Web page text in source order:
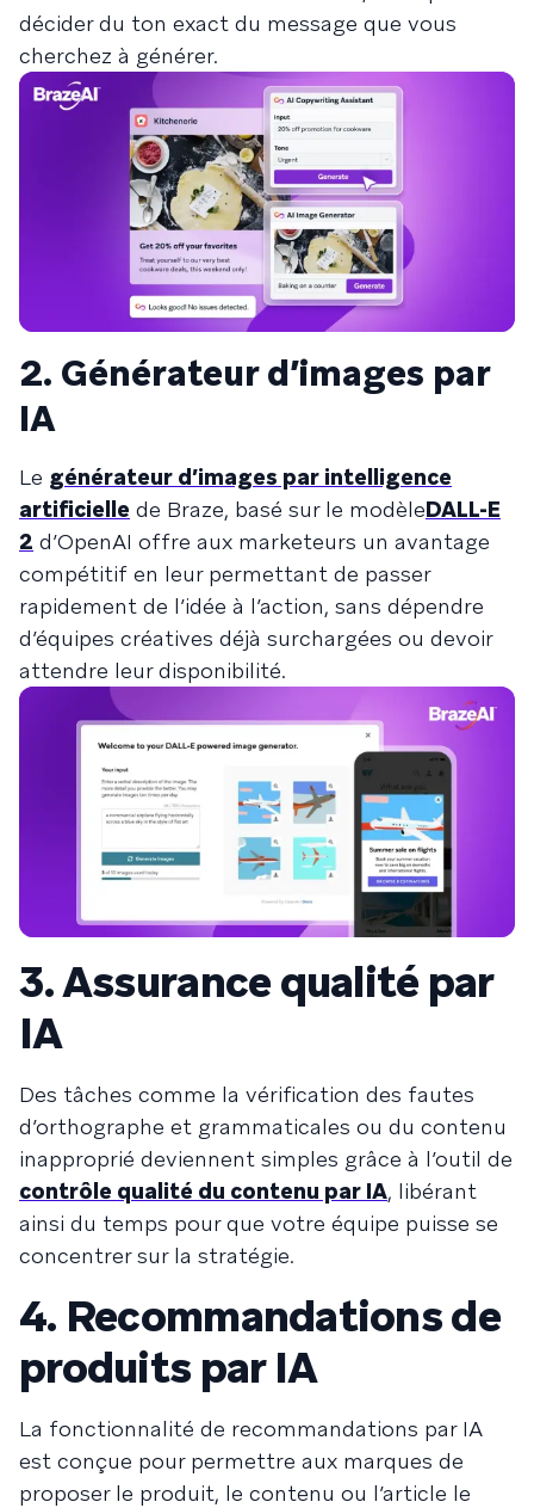
décider du ton exact du message que vous
cherchez à générer.
2. Générateur d’images par
IA
Le générateur d’images par intelligence
artificielle de Braze, basé sur le modèleDALL-E
2 d’OpenAI offre aux marketeurs un avantage
compétitif en leur permettant de passer
rapidement de l’idée à l’action, sans dépendre
d’équipes créatives déjà surchargées ou devoir
attendre leur disponibilité.
3. Assurance qualité par
IA
Des tâches comme la vérification des fautes
d’orthographe et grammaticales ou du contenu
inapproprié deviennent simples grâce à l’outil de
contrôle qualité du contenu par IA, libérant
ainsi du temps pour que votre équipe puisse se
concentrer sur la stratégie.
4. Recommandations de
produits par IA
La fonctionnalité de recommandations par IA
est conçue pour permettre aux marques de
proposer le produit, le contenu ou l’article le